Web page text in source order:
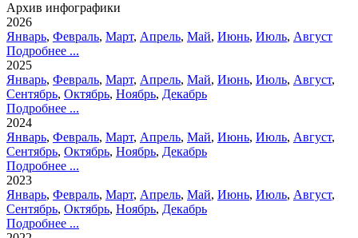
Архив инфографики
2026
Январь, Февраль, Март, Апрель, Май, Июнь, Июль, Август
Подробнее ...
2025
Январь, Февраль, Март, Апрель, Май, Июнь, Июль, Август,
Сентябрь, Октябрь, Ноябрь, Декабрь
Подробнее ...
2024
Январь, Февраль, Март, Апрель, Май, Июнь, Июль, Август,
Сентябрь, Октябрь, Ноябрь, Декабрь
Подробнее ...
2023
Январь, Февраль, Март, Апрель, Май, Июнь, Июль, Август,
Сентябрь, Октябрь, Ноябрь, Декабрь
Подробнее ...